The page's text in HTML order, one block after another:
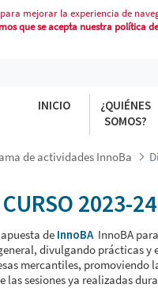
mejorar la experiencia de
que se acepta nuestra política
INICIO
¿QUIÉNES
SOMOS?
de actividades InnoBa
2023-
de InnoBA InnoBA
divulgando prácticas y
mercantiles, promoviendo
sesiones ya realizadas